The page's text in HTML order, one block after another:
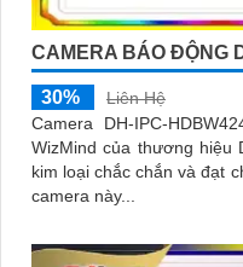
CAMERA BÁO ĐỘNG
30%
Liên Hệ
Camera DH-IPC-
WizMind của thương hiệu Dahua
kim loại chắc chắn và đạt
camera này...